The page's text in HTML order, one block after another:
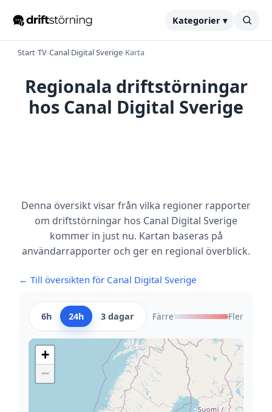
Kategorier ▾
Start›TV›Canal Digital Sverige›Karta
Regionala driftstörningar
hos Canal Digital Sverige
Denna översikt visar från vilka regioner rapporter
om driftstörningar hos Canal Digital Sverige
kommer in just nu. Kartan baseras på
användarrapporter och ger en regional överblick.
← Till översikten för Canal Digital Sverige
6h 24h 3 dagar Färre Fler
+
−